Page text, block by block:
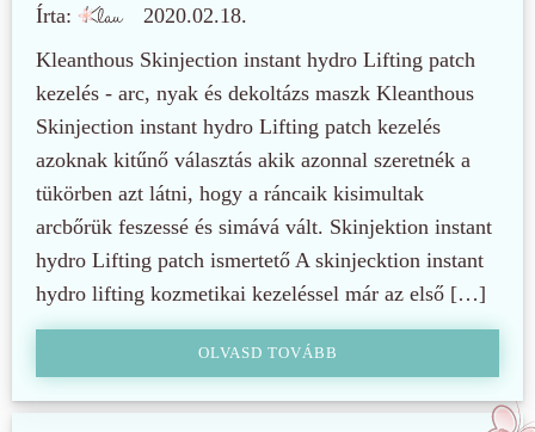
Írta:
2020.02.18.
Kleanthous Skinjection instant hydro Lifting patch
kezelés - arc, nyak és dekoltázs maszk Kleanthous
Skinjection instant hydro Lifting patch kezelés
azoknak kitűnő választás akik azonnal szeretnék a
tükörben azt látni, hogy a ráncaik kisimultak
arcbőrük feszessé és simává vált. Skinjektion instant
hydro Lifting patch ismertető A skinjecktion instant
hydro lifting kozmetikai kezeléssel már az első […]
OLVASD TOVÁBB